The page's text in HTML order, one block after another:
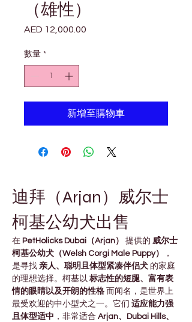
（雄性）
AED 12,000.00
數量 *
新增至購物車
迪拜（Arjan）威尔士
柯基公幼犬出售
在 PetHolicks Dubai（Arjan） 提供的 威尔士
柯基公幼犬（Welsh Corgi Male Puppy）
，
是寻找 亲人、聪明且体型紧凑伴侣犬 的家庭
的理想选择。柯基以 标志性的短腿、富有表
情的眼睛以及开朗的性格 而闻名，是世界上
最受欢迎的中小型犬之一。它们 适应能力强
且体型适中 ，非常适合 Arjan、Dubai Hills、